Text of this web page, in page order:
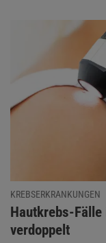
KREBSERKRANKUNGEN
:
Hautkrebs-
verdoppelt